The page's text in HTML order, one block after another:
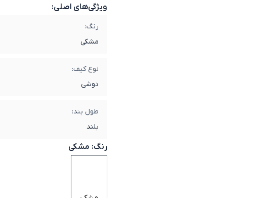
ویژگی‌های اصلی:
رنگ:
مشکی
نوع کیف:
دوشی
طول بند:
بلند
رنگ: مشکی